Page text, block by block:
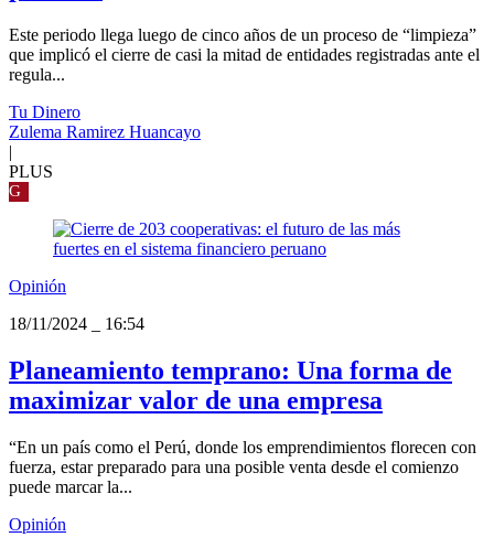
Este periodo llega luego de cinco años de un proceso de “limpieza”
que implicó el cierre de casi la mitad de entidades registradas ante el
regula...
Tu Dinero
Zulema Ramirez Huancayo
|
PLUS
G
Opinión
18/11/2024
16:54
Planeamiento temprano: Una forma de
maximizar valor de una empresa
“En un país como el Perú, donde los emprendimientos florecen con
fuerza, estar preparado para una posible venta desde el comienzo
puede marcar la...
Opinión